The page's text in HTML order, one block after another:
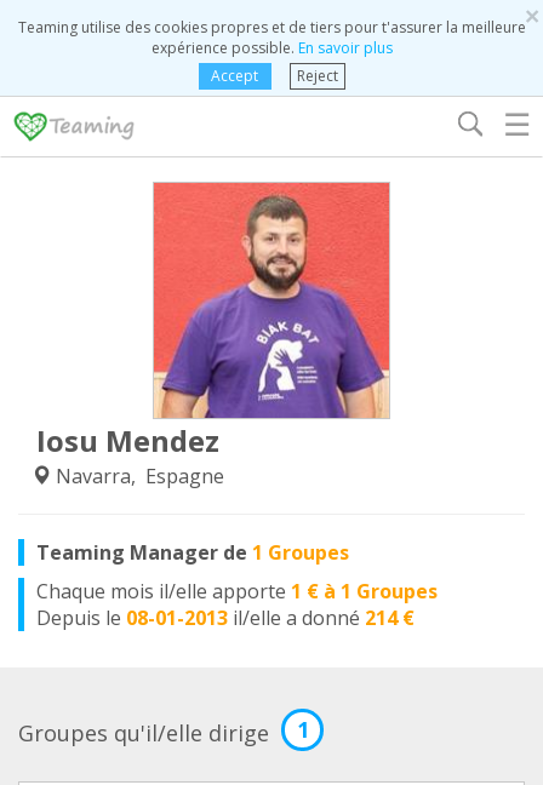
×
Teaming utilise des cookies propres et de tiers pour t'assurer la meilleure
expérience possible. En savoir plus
Accept
Reject
☰
Iosu Mendez
Navarra, Espagne
Teaming Manager de 1 Groupes
Chaque mois il/elle apporte 1 € à 1 Groupes
Depuis le 08-01-2013 il/elle a donné 214 €
Groupes qu'il/elle dirige 1